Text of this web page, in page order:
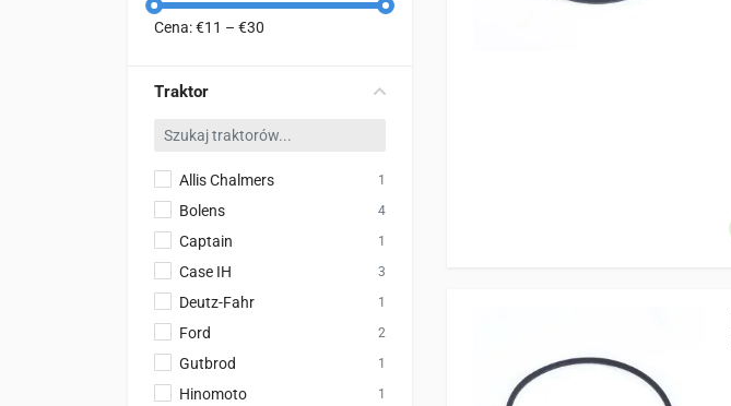
Cena: €11 – €30
Traktor
Allis Chalmers 1
Bolens 4
Captain 1
Case IH 3
Deutz-Fahr 1
Ford 2
Gutbrod 1
Hinomoto 1